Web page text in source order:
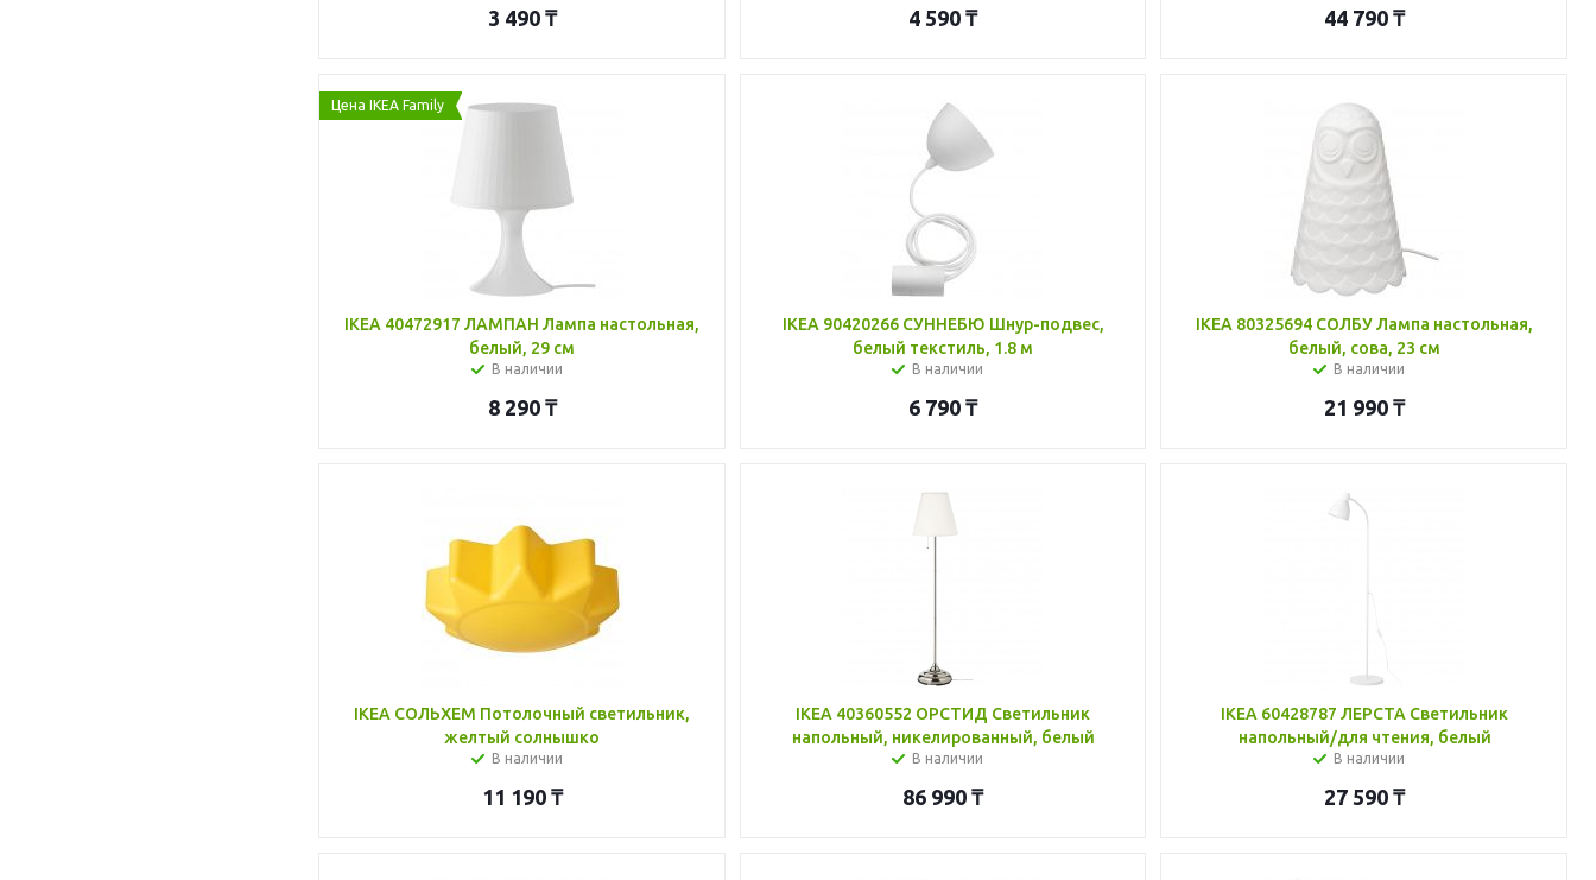
3 490₸ 4 590 ₸ 44 790 ₸
Цена IKEA Family
IKEA 40472917 ЛАМПАН Лампа настольная,
белый, 29 см
В наличии
8 290₸
IKEA 90420266 СУННЕБЮ Шнур-подвес,
белый текстиль, 1.8 м
В наличии
6 790 ₸
IKEA 80325694 СОЛБУ Лампа настольная,
белый, сова, 23 см
В наличии
21 990 ₸
IKEA СОЛЬХЕМ Потолочный светильник,
желтый солнышко
В наличии
11 190₸
IKEA 40360552 ОРСТИД Светильник
напольный, никелированный, белый
В наличии
86 990 ₸
IKEA 60428787 ЛЕРСТА Светильник
напольный/для чтения, белый
В наличии
27 590 ₸